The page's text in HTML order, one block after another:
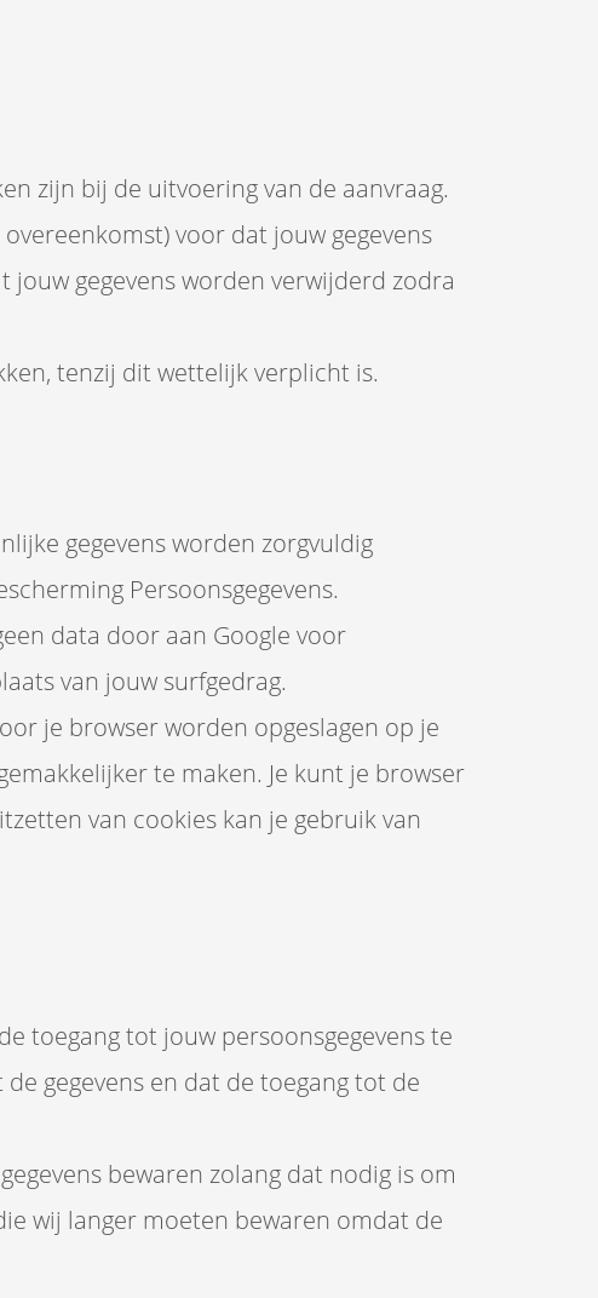
zijn bij de uitvoering van de aanvraag.
voor dat jouw gegevens
gegevens worden verwijderd zodra
tenzij dit wettelijk verplicht is.
gegevens worden zorgvuldig
Persoonsgegevens.
data door aan Google voor
van jouw surfgedrag.
je browser worden opgeslagen op je
te maken. Je kunt je browser
van cookies kan je gebruik van
toegang tot jouw persoonsgegevens te
gegevens en dat de toegang tot de
bewaren zolang dat nodig is om
wij langer moeten bewaren omdat de